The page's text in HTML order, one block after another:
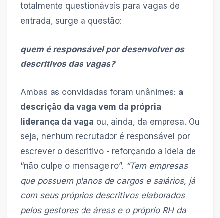
totalmente questionáveis para vagas de
entrada, surge a questão:
quem é responsável por desenvolver os
descritivos das vagas?
Ambas as convidadas foram unânimes: a
descrição da vaga vem da própria
liderança da vaga ou, ainda, da empresa. Ou
seja, nenhum recrutador é responsável por
escrever o descritivo - reforçando a ideia de
“não culpe o mensageiro”. “Tem empresas
que possuem planos de cargos e salários, já
com seus próprios descritivos elaborados
pelos gestores de áreas e o próprio RH da